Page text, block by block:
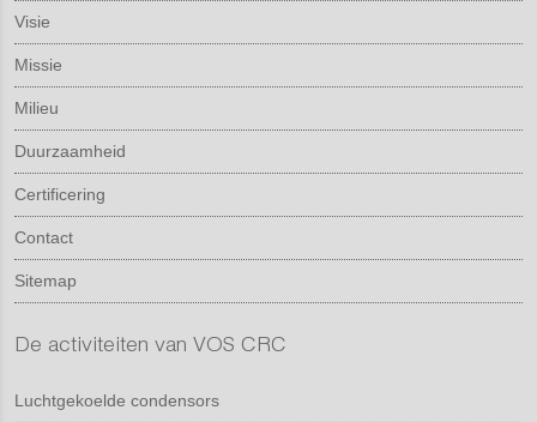
Visie
Missie
Milieu
Duurzaamheid
Certificering
Contact
Sitemap
De activiteiten van VOS CRC
Luchtgekoelde condensors